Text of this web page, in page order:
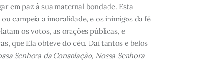
em paz à sua maternal bondade. Esta
campeia a imoralidade, e os inimigos da fé
os votos, as orações públicas, e
que Ela obteve do céu. Daí tantos e belos
Senhora da Consolação, Nossa Senhora